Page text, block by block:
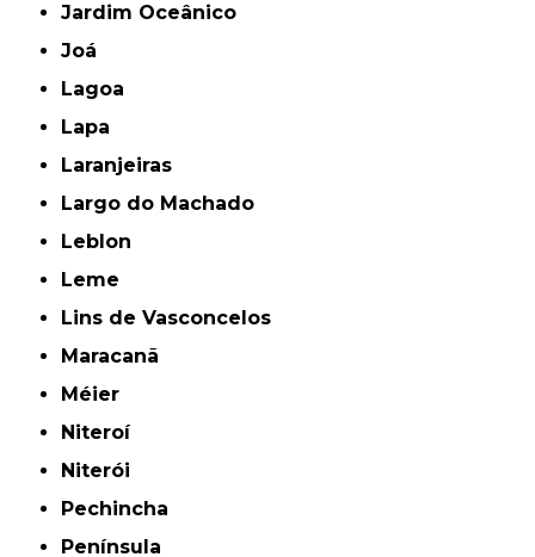
Jardim Oceânico
Joá
Lagoa
Lapa
Laranjeiras
Largo do Machado
Leblon
Leme
Lins de Vasconcelos
Maracanã
Méier
Niteroí
Niterói
Pechincha
Península